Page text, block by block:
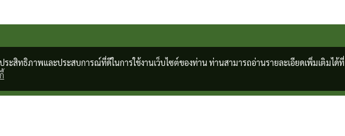
ระสิทธิภาพและประสบการณ์ที่ดีในการใช้งานเว็บไซต์ของท่าน ท่านสามารถอ่านรายละเอียดเพิ่มเติมได้ที่